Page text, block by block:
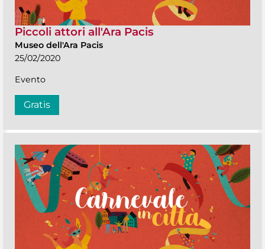
Piccoli attori all'Ara Pacis
Museo dell'Ara Pacis
25/02/2020
Evento
Gratis